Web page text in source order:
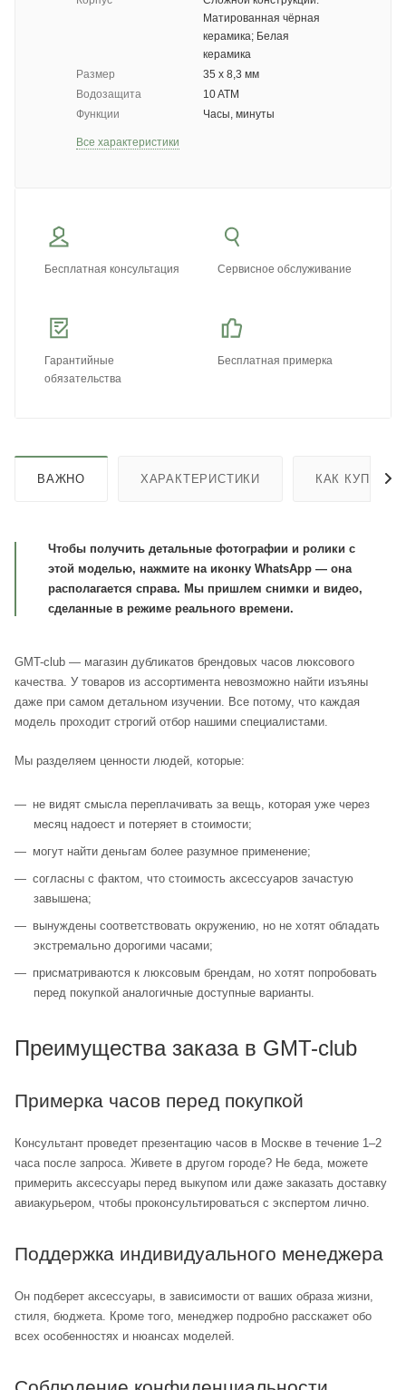
Матированная чёрная
керамика; Белая
керамика
Размер
35 х 8,3 мм
Водозащита
10 ATM
Функции
Часы, минуты
Все характеристики
Бесплатная консультация Сервисное обслуживание
Гарантийные
обязательства
Бесплатная примерка
ВАЖНО ХАРАКТЕРИСТИКИ КАК КУПИТЬ
Чтобы получить детальные фотографии и ролики с
этой моделью, нажмите на иконку WhatsApp — она
располагается справа. Мы пришлем снимки и видео,
сделанные в режиме реального времени.
GMT-club — магазин дубликатов брендовых часов люксового
качества. У товаров из ассортимента невозможно найти изъяны
даже при самом детальном изучении. Все потому, что каждая
модель проходит строгий отбор нашими специалистами.
Мы разделяем ценности людей, которые:
не видят смысла переплачивать за вещь, которая уже через
месяц надоест и потеряет в стоимости;
могут найти деньгам более разумное применение;
согласны с фактом, что стоимость аксессуаров зачастую
завышена;
вынуждены соответствовать окружению, но не хотят обладать
экстремально дорогими часами;
присматриваются к люксовым брендам, но хотят попробовать
перед покупкой аналогичные доступные варианты.
Преимущества заказа в GMT-club
Примерка часов перед покупкой
Консультант проведет презентацию часов в Москве в течение 1–2
часа после запроса. Живете в другом городе? Не беда, можете
примерить аксессуары перед выкупом или даже заказать доставку
авиакурьером, чтобы проконсультироваться с экспертом лично.
Поддержка индивидуального менеджера
Он подберет аксессуары, в зависимости от ваших образа жизни,
стиля, бюджета. Кроме того, менеджер подробно расскажет обо
всех особенностях и нюансах моделей.